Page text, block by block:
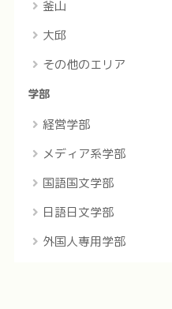
釜山
大邱
その他のエリア
学部
経営学部
メディア系学部
国語国文学部
日語日文学部
外国人専用学部